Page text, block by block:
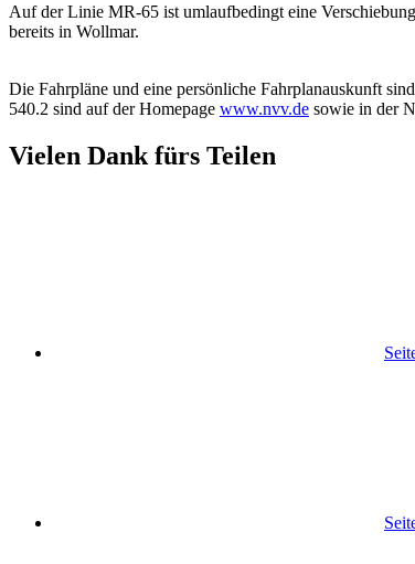
Auf der Linie MR-65 ist umlaufbedingt eine
bereits in Wollmar.
Die Fahrpläne und eine persönliche Fahrplanauskunft
540.2 sind auf der Homepage www.nvv.de sowie in der
Vielen Dank fürs Teilen